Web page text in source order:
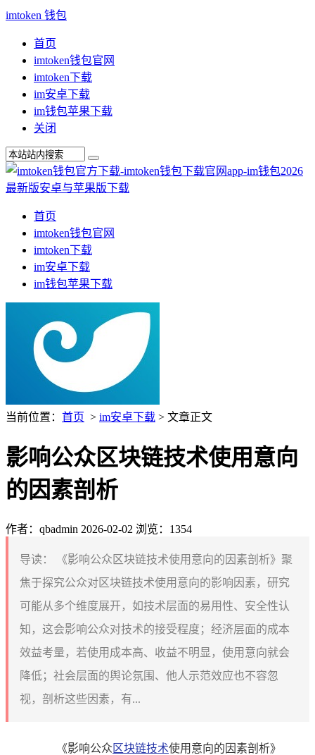
imtoken 钱包
首页
imtoken钱包官网
imtoken下载
im安卓下载
im钱包苹果下载
关闭
首页
imtoken钱包官网
imtoken下载
im安卓下载
im钱包苹果下载
当前位置： 首页 > im安卓下载 > 文章正文
影响公众区块链技术使用意向
的因素剖析
作者：qbadmin 2026-02-02 浏览：1354
导读：
《影响公众区块链技术使用意向的因素剖析》聚
焦于探究公众对区块链技术使用意向的影响因素，研究
可能从多个维度展开，如技术层面的易用性、安全性认
知，这会影响公众对技术的接受程度；经济层面的成本
效益考量，若使用成本高、收益不明显，使用意向就会
降低；社会层面的舆论氛围、他人示范效应也不容忽
视，剖析这些因素，有...
《影响公众 区块链技术使用意向的因素剖析》